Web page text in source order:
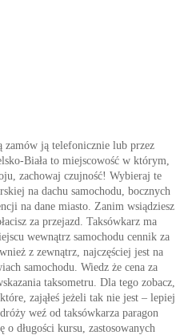
zamów ją telefonicznie lub przez
Biała to miejscowość w którym,
zachowaj czujność! Wybieraj te
na dachu samochodu, bocznych
na dane miasto. Zanim wsiądziesz
za przejazd. Taksówkarz ma
wewnątrz samochodu cennik za
z zewnątrz, najczęściej jest na
samochodu. Wiedz że cena za
taksometru. Dla tego zobacz,
zająłeś jeżeli tak nie jest – lepiej
weź od taksówkarza paragon
długości kursu, zastosowanych